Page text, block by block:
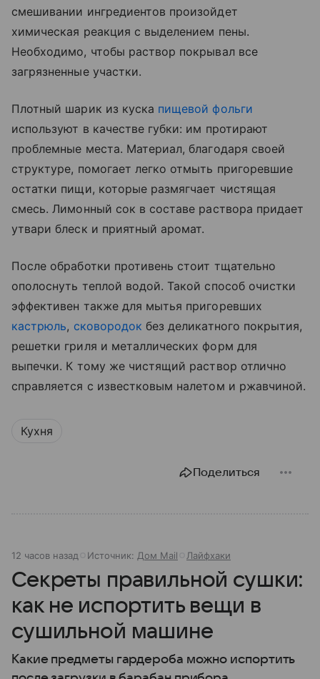
смешивании ингредиентов произойдет
химическая реакция с выделением пены.
Необходимо, чтобы раствор покрывал все
загрязненные участки.
Плотный шарик из куска пищевой фольги
используют в качестве губки: им протирают
проблемные места. Материал, благодаря своей
структуре, помогает легко отмыть пригоревшие
остатки пищи, которые размягчает чистящая
смесь. Лимонный сок в составе раствора придает
утвари блеск и приятный аромат.
После обработки противень стоит тщательно
ополоснуть теплой водой. Такой способ очистки
эффективен также для мытья пригоревших
кастрюль, сковородок без деликатного покрытия,
решетки гриля и металлических форм для
выпечки. К тому же чистящий раствор отлично
справляется с известковым налетом и ржавчиной.
Кухня
Поделиться
12 часов назад Источник: Дом Mail Лайфхаки
Секреты правильной сушки:
как не испортить вещи в
сушильной машине
Какие предметы гардероба можно испортить